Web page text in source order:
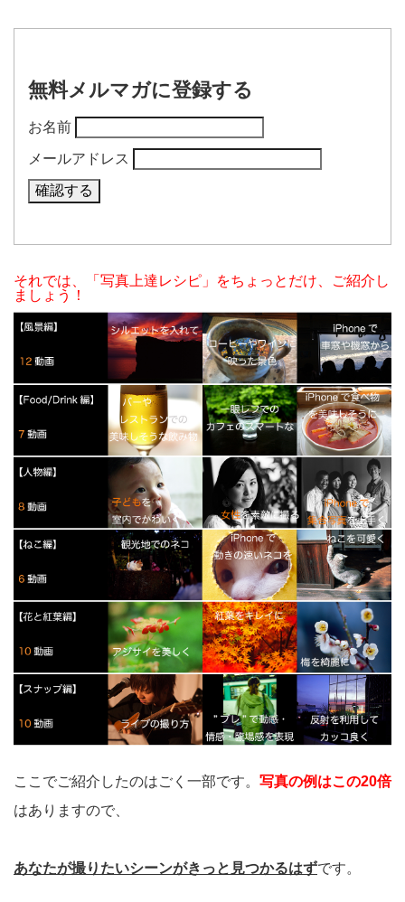
無料メルマガに登録する
お名前
メールアドレス
それでは、「写真上達レシピ」をちょっとだけ、ご紹介し
ましょう！
ここでご紹介したのはごく一部です。 写真の例はこの20倍
はありますので、
あなたが撮りたいシーンがきっと見つかるはずです。